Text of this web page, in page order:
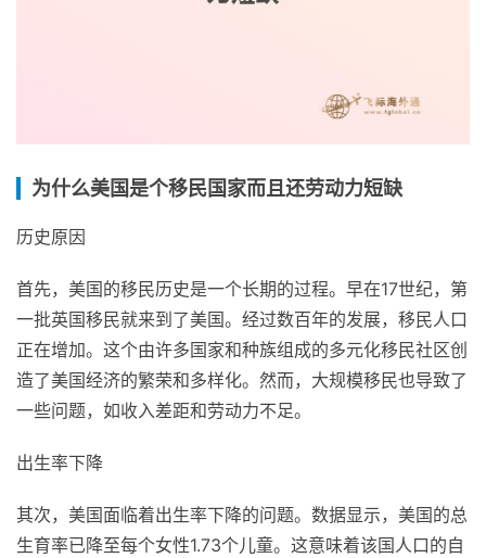
为什么美国是个移民国家而且还劳动力短缺
历史原因
首先，美国的移民历史是一个长期的过程。早在17世纪，第
一批英国移民就来到了美国。经过数百年的发展，移民人口
正在增加。这个由许多国家和种族组成的多元化移民社区创
造了美国经济的繁荣和多样化。然而，大规模移民也导致了
一些问题，如收入差距和劳动力不足。
出生率下降
其次，美国面临着出生率下降的问题。数据显示，美国的总
生育率已降至每个女性1.73个儿童。这意味着该国人口的自